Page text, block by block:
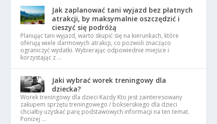
Jak zaplanować tani wyjazd bez płatnych
atrakcji, by maksymalnie oszczędzić i
cieszyć się podróżą
Planując tani wyjazd, warto skupić się na kierunkach, które
oferują wiele darmowych atrakcji, co pozwoli znacząco
ograniczyć wydatki. Wybierając odpowiednie miejsce i
korzystając z …
Jaki wybrać worek treningowy dla
dziecka?
Worek treningowy dla dzieci Każdy Kto jest zainteresowany
zakupem sprzętu treningowego / bokserskiego dla dzieci
chciałby uzyskać parę podstawowych informacji na ten temat.
Poniżej …